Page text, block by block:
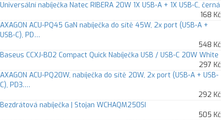
Universální nabíječka Natec RIBERA 20W 1X USB-A + 1X USB-C, černá
168 Kč
AXAGON ACU-PQ45 GaN nabíječka do sítě 45W, 2x port (USB-A +
USB-C), PD…
548 Kč
Baseus CCXJ-B02 Compact Quick Nabíječka USB / USB-C 20W White
297 Kč
AXAGON ACU-PQ20W, nabíječka do sítě 20W, 2x port (USB-A + USB-
C), PD3.…
292 Kč
Bezdrátová nabíječka | Stojan WCHAQM250SI
505 Kč